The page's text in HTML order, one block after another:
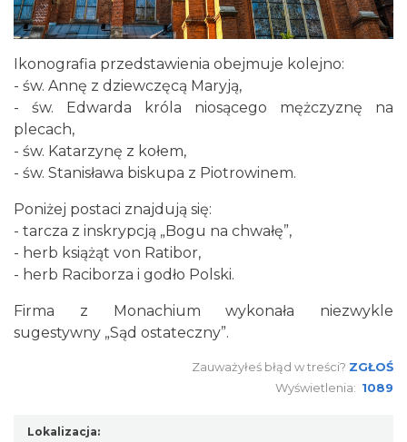
Ikonografia przedstawienia obejmuje kolejno:
- św. Annę z dziewczęcą Maryją,
- św. Edwarda króla niosącego mężczyznę na
plecach,
- św. Katarzynę z kołem,
- św. Stanisława biskupa z Piotrowinem.
Poniżej postaci znajdują się:
- tarcza z inskrypcją „Bogu na chwałę”,
- herb książąt von Ratibor,
- herb Raciborza i godło Polski.
Firma z Monachium wykonała niezwykle
sugestywny „Sąd ostateczny”.
Zauważyłeś błąd w treści? ZGŁOŚ
Wyświetlenia: 1089
Lokalizacja: